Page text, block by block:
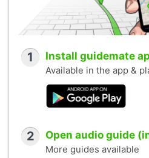
1 Install guidemate
Available in the app &
2 Open audio guide
More guides available